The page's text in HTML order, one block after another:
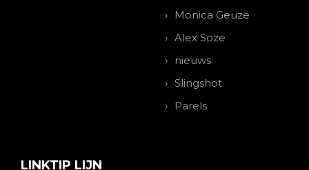
Monica Geuze
Alex Soze
nieuws
Slingshot
Parels
LINKTIP LIJN